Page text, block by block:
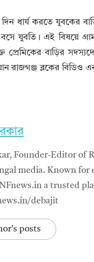
ধার্য করতে যুবকের
বসে যুবতি। এই বিষয়ে
প্রেমিকের বাড়ির
রাজগঞ্জ ব্লকের বিডিও
Founder-Editor of
media. Known
a trusted
debajit
posts